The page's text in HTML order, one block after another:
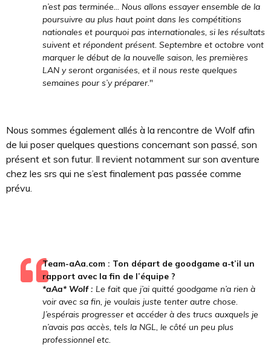
n’est pas terminée... Nous allons essayer ensemble de la
poursuivre au plus haut point dans les compétitions
nationales et pourquoi pas internationales, si les résultats
suivent et répondent présent. Septembre et octobre vont
marquer le début de la nouvelle saison, les premières
LAN y seront organisées, et il nous reste quelques
semaines pour s’y préparer."
Nous sommes également allés à la rencontre de Wolf afin
de lui poser quelques questions concernant son passé, son
présent et son futur. Il revient notamment sur son aventure
chez les srs qui ne s’est finalement pas passée comme
prévu.
Team-aAa.com : Ton départ de goodgame a-t’il un
rapport avec la fin de l’équipe ?
*aAa* Wolf : Le fait que j’ai quitté goodgame n’a rien à
voir avec sa fin, je voulais juste tenter autre chose.
J’espérais progresser et accéder à des trucs auxquels je
n’avais pas accès, tels la NGL, le côté un peu plus
professionnel etc.